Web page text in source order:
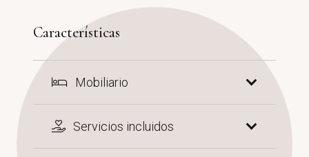
Características
Mobiliario
Servicios incluidos